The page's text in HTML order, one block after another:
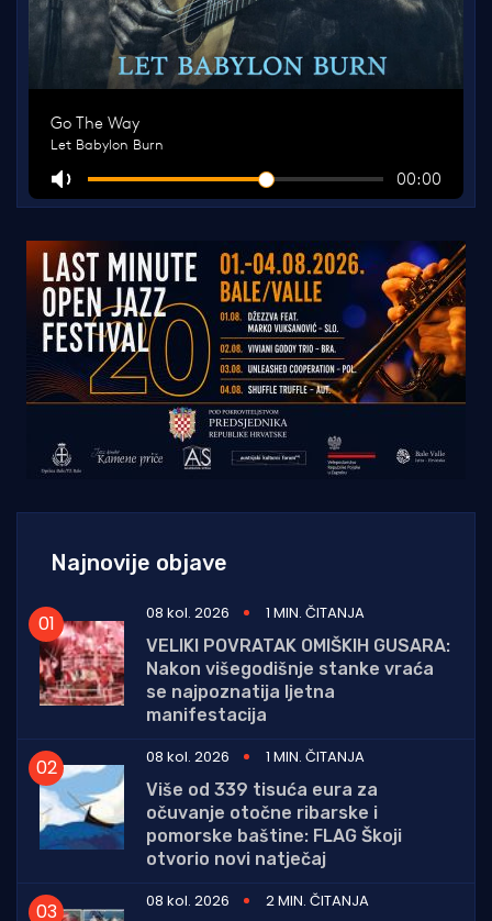
Najnovije objave
08 kol. 2026
1 MIN. ČITANJA
VELIKI POVRATAK OMIŠKIH GUSARA:
Nakon višegodišnje stanke vraća
se najpoznatija ljetna
manifestacija
08 kol. 2026
1 MIN. ČITANJA
Više od 339 tisuća eura za
očuvanje otočne ribarske i
pomorske baštine: FLAG Škoji
otvorio novi natječaj
08 kol. 2026
2 MIN. ČITANJA